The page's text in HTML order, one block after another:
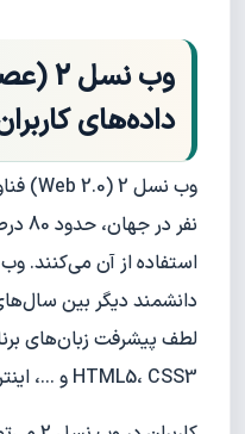
وب
داده‌های
نفر
لطف پیشرفت زبان‌های
HTML5، CSS3 و ...، اینترنت بسیار تعاملی‌تر از قبل شد.